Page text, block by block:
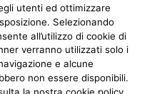
legali
Policy
utenti ed ottimizzare
Selezionando
all’utilizzo di cookie di
verranno utilizzati solo i
e alcune
non essere disponibili.